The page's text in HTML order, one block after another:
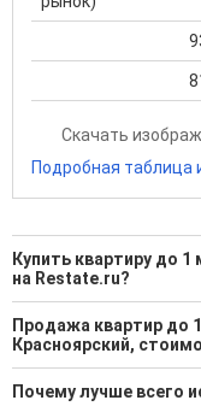
Скачать
Подробная таблица
Купить квартиру до 1
на Restate.ru?
Поможем Купить
Красноярский?
1 актуальное и
Продажа квартир до
Красноярский,
Минимальная
000 Р; Средняя: 1
Почему лучше всего